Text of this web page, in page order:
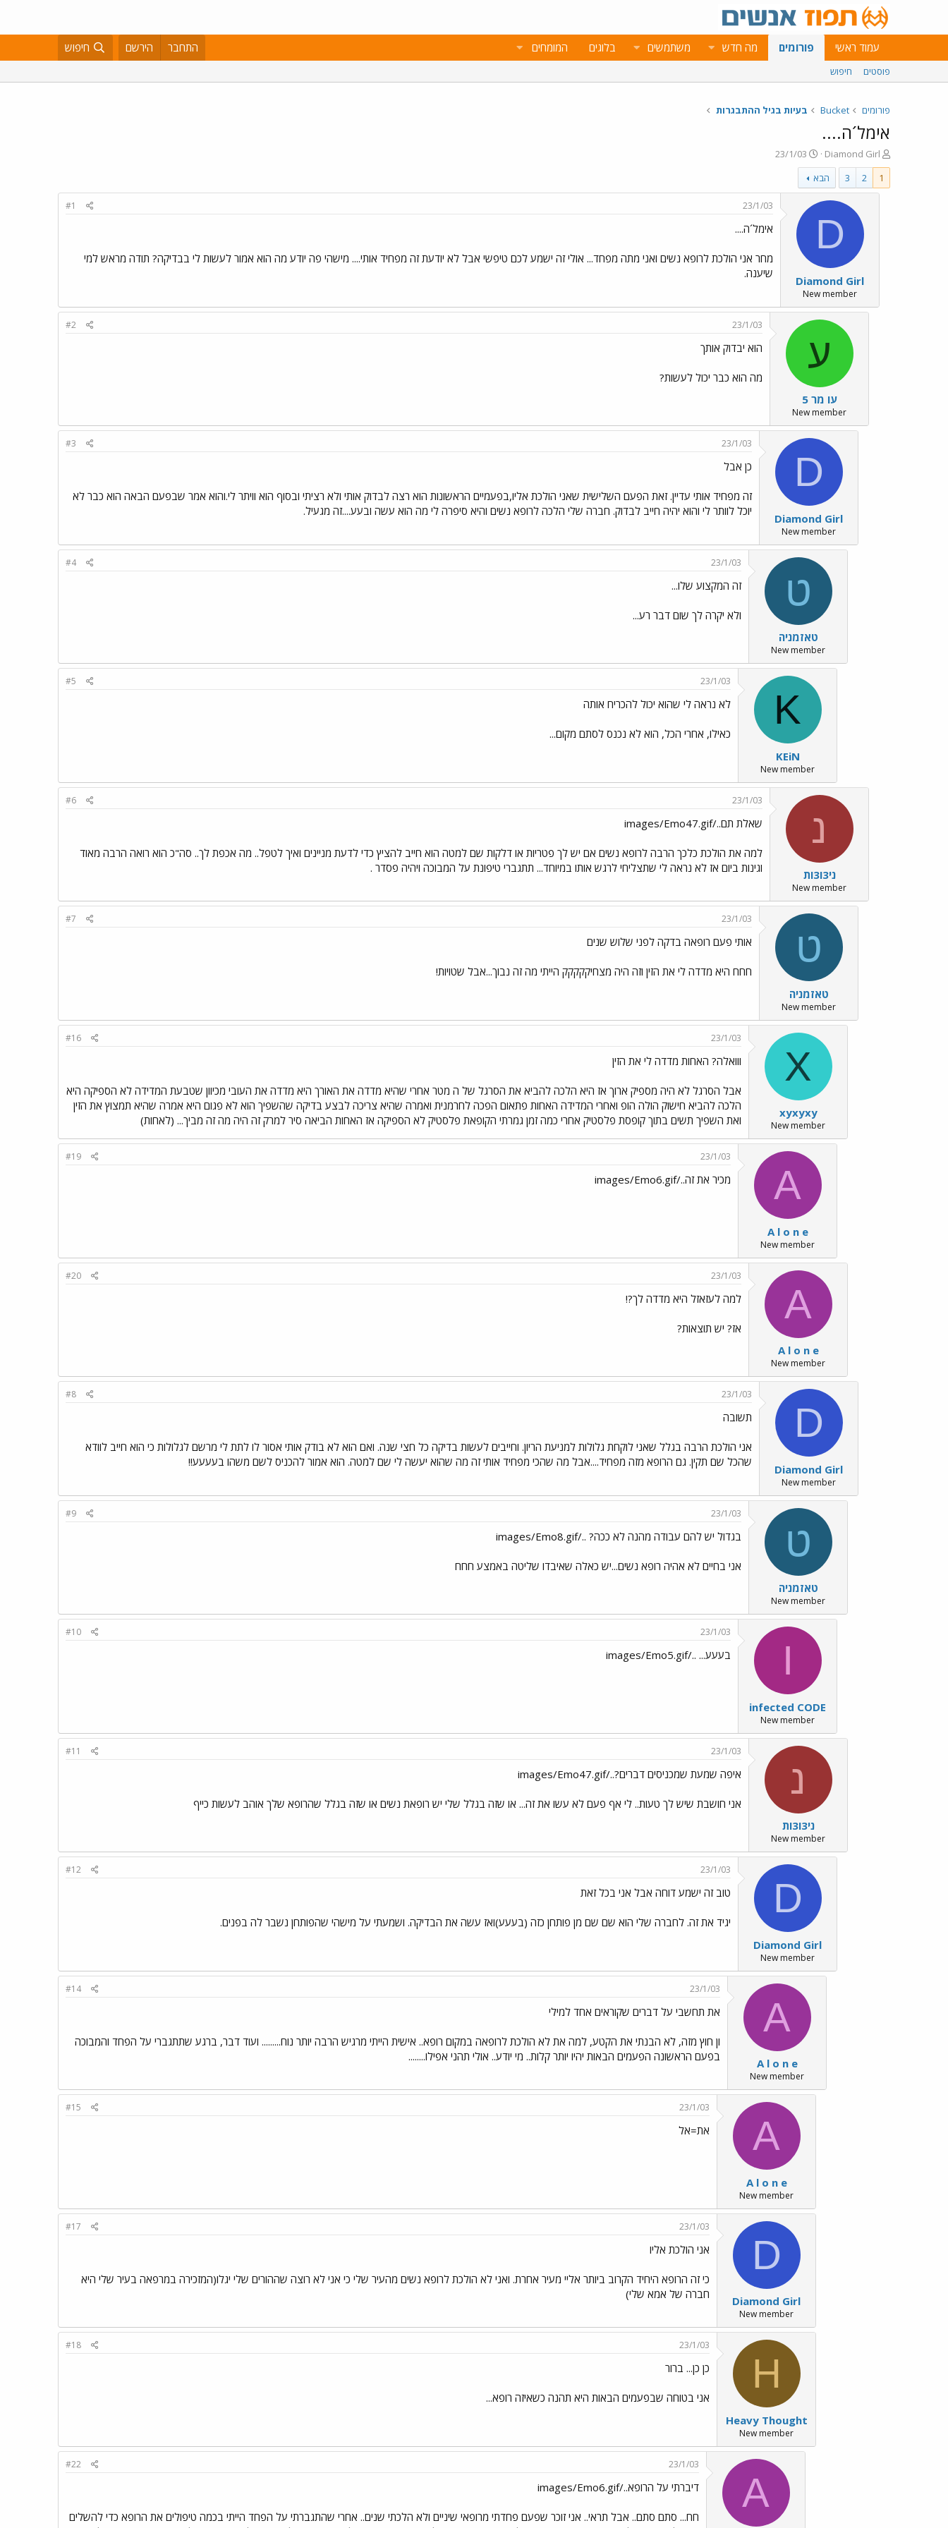
עמוד ראשי פורומים מה חדש משתמשים בלוגים המומחים התחבר הירשם חיפוש
פוסטים חיפוש
פורומים Bucket בעיות בגיל ההתבגרות
אימל´ה....
פ
ו
ת
ח
Diamond Girl
פ
ו
ר
ס
ב
ר
ך
23/1/03
1
2
3 הבא
D
Diamond Girl
New member
23/1/03
#1
אימל´ה....
מחר אני הולכת לרופא נשים ואני מתה מפחד... אולי זה ישמע לכם טיפשי אבל לא יודעת זה מפחיד אותי.... מישהי פה יודע מה הוא אמור לעשות לי בבדיקה? תודה מראש למי
שיענה.
ע
עו מר 5
New member
23/1/03
#2
הוא יבדוק אותך
מה הוא כבר יכול לעשות?
D
Diamond Girl
New member
23/1/03
#3
כן אבל
זה מפחיד אותי עדיין. זאת הפעם השלישית שאני הולכת אליו,בפעמיים הראשונות הוא רצה לבדוק אותי ולא רציתי ובסוף הוא וויתר לי.והוא אמר שבפעם הבאה הוא כבר לא
יוכל לוותר לי והוא יהיה חייב לבדוק. חברה שלי הלכה לרופא נשים והיא סיפרה לי מה הוא עשה ובעע....זה מגעיל.
ט
טאזמניה
New member
23/1/03
#4
זה המקצוע שלו...
ולא יקרה לך שום דבר רע...
K
KEiN
New member
23/1/03
#5
לא נראה לי שהוא יכול להכריח אותה
כאילו, אחרי הכל, הוא לא נכנס לסתם מקום...
נ
ני3ו3ות
New member
23/1/03
#6
שאלת תם../images/Emo47.gif
למה את הולכת כלכך הרבה לרופא נשים אם יש לך פטריות או דלקות שם למטה הוא חייב להציץ כדי לדעת מניינים ואיך לטפל.. מה אכפת לך.. סה"כ הוא רואה הרבה מאוד
וגינות ביום אז לא נראה לי שתצליחי לרגש אותו במיוחד... תתגברי טיפונת על המבוכה ויהיה פסדר .
ט
טאזמניה
New member
23/1/03
#7
אותי פעם רופאה בדקה לפני שלוש שנים
חחח היא מדדה לי את הזין וזה היה מצחיקקקקק הייתי מה זה נבוך...אבל שטויות!
X
xyxyxy
New member
23/1/03
#16
ווואלה? האחות מדדה לי את הזין
אבל הסרגל לא היה מספיק ארוך אז היא הלכה להביא את הסרגל של ה מטר אחרי שהיא מדדה את האורך היא מדדה את העובי מכיוון שטבעת המדידה לא הספיקה היא
הלכה להביא חישוק הולה הופ ואחרי המדידה האחות פתאום הפכה לחרמנית ואמרה שהיא צריכה לבצע בדיקה שהשפיך הוא לא פגום היא אמרה שהיא תמצוץ את הזין
ואת השפיך תשים בתוך קופסת פלסטיק אחרי כמה זמן גמרתי הקופאת פלסטיק לא הספיקה אז האחות הביאה סיר למרק זה היה מה זה מביך... (לאחות)
A
A l o n e
New member
23/1/03
#19
מכיר את זה../images/Emo6.gif
A
A l o n e
New member
23/1/03
#20
למה לעזאזל היא מדדה לך?!
אז? יש תוצאות?
D
Diamond Girl
New member
23/1/03
#8
תשובה
אני הולכת הרבה בגלל שאני לוקחת גלולות למניעת הריון. וחייבים לעשות בדיקה כל חצי שנה. ואם הוא לא בודק אותי אסור לו לתת לי מרשם לגלולות כי הוא חייב לוודא
שהכל שם תקין. גם הרופא מזה מפחיד....אבל מה שהכי מפחיד אותי זה מה שהוא יעשה לי שם למטה. הוא אמור להכניס לשם משהו בעעעע!!
ט
טאזמניה
New member
23/1/03
#9
בגדול יש להם עבודה מהנה לא ככה? ../images/Emo8.gif
אני בחיים לא אהיה רופא נשים...יש כאלה שאיבדו שליטה באמצע חחח
I
infected CODE
New member
23/1/03
#10
בעעע... ../images/Emo5.gif
נ
ני3ו3ות
New member
23/1/03
#11
איפה שמעת שמכניסים דברים?../images/Emo47.gif
אני חושבת שיש לך טעות.. לי אף פעם לא עשו את זה... או שזה בגלל שלי יש רופאת נשים או שזה בגלל שהרופא שלך אוהב לעשות כייף
D
Diamond Girl
New member
23/1/03
#12
טוב זה ישמע דוחה אבל אני בכל זאת
יגיד את זה. לחברה שלי הוא שם שם מן פותחן כזה (בעעע)ואז עשה את הבדיקה. ושמעתי על מישהי שהפותחן נשבר לה בפנים.
A
A l o n e
New member
23/1/03
#14
את תחשבי על דברים שקוראים אחד למילי
ון חוץ מזה, לא הבנתי את הקטע, למה את לא הולכת לרופאה במקום רופא.. אישית הייתי מרגיש הרבה יותר נוח......... ועוד דבר, ברגע שתתגברי על הפחד והמבוכה
בפעם הראשונה הפעמים הבאות יהיו יותר קלות.. מי יודע.. אולי תהני אפילו........
A
A l o n e
New member
23/1/03
#15
את=אל
D
Diamond Girl
New member
23/1/03
#17
אני הולכת אליו
כי זה הרופא היחיד הקרוב ביותר אליי מעיר אחרת. ואני לא הולכת לרופא נשים מהעיר שלי כי אני לא רוצה שההורים שלי יגלו(המזכירה במרפאה בעיר שלי היא
חברה של אמא שלי)
H
Heavy Thought
New member
23/1/03
#18
כן כן... ברור
אני בטוחה שבפעמים הבאות היא תהנה כשאיזה רופא...
A
23/1/03
#22
דיברתי על הרופא../images/Emo6.gif
חח... סתם סתם.. אבל תראי.. אני זוכר שפעם פחדתי מרופאי שיניים ולא הלכתי שנים.. אחרי שהתגברתי על הפחד הייתי בכמה טיפולים את הרופא כדי להשלים